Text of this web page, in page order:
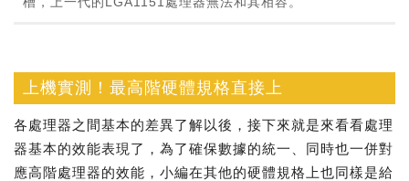
上機實測！最高階硬體規格直接上
各處理器之間基本的差異了解以後，接下來就是來看看處理
器基本的效能表現了，為了確保數據的統一、同時也一併對
應高階處理器的效能，小編在其他的硬體規格上也同樣是給